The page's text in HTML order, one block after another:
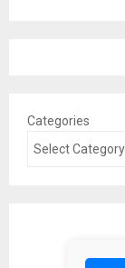
Categories